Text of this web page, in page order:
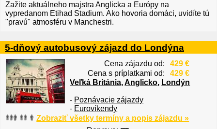
Zažite aktuálneho majstra Anglicka a Európy na
vypredanom Etihad Stadium. Ako hovoria domáci, uvidíte tú
"pravú" atmosféru v Manchestri.
5-dňový autobusový zájazd do Londýna
Cena zájazdu od:
429 €
Cena s príplatkami od:
429 €
Veľká Británia,Anglicko, Londýn
- Poznávacie zájazdy
- Eurovíkendy
Zobraziť všetky termíny a popis zájazdu »